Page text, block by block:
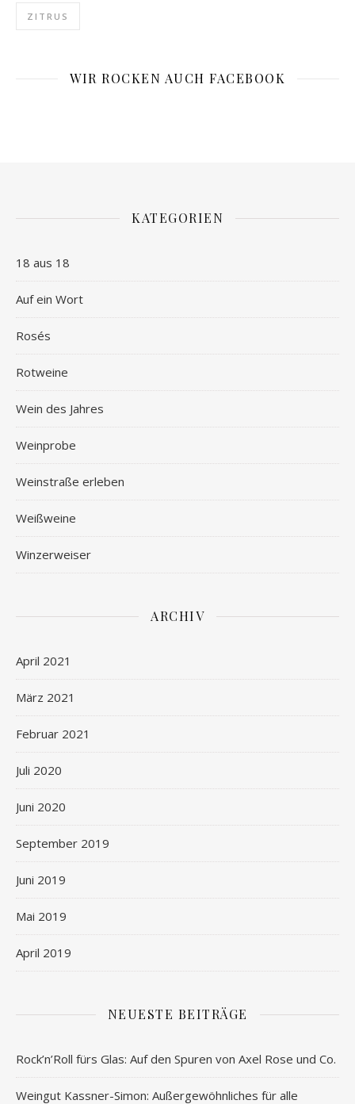
ZITRUS
WIR ROCKEN AUCH FACEBOOK
KATEGORIEN
18 aus 18
Auf ein Wort
Rosés
Rotweine
Wein des Jahres
Weinprobe
Weinstraße erleben
Weißweine
Winzerweiser
ARCHIV
April 2021
März 2021
Februar 2021
Juli 2020
Juni 2020
September 2019
Juni 2019
Mai 2019
April 2019
NEUESTE BEITRÄGE
Rock’n’Roll fürs Glas: Auf den Spuren von Axel Rose und Co.
Weingut Kassner-Simon: Außergewöhnliches für alle